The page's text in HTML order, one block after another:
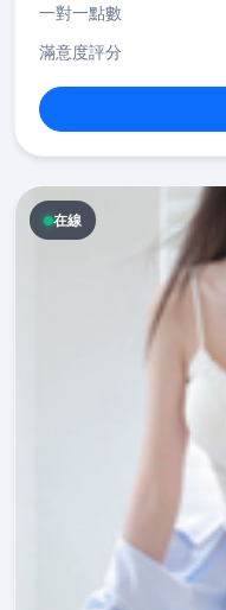
一對一點數
滿意度評分
在線